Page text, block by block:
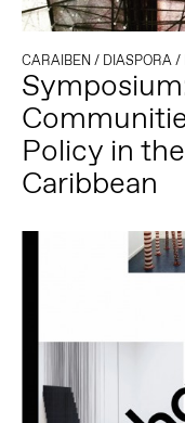
CARAIBEN/ DIASPORA/
Policy in
Caribbean